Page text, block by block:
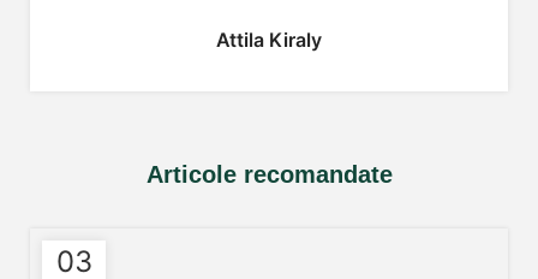
Attila Kiraly
Articole recomandate
03